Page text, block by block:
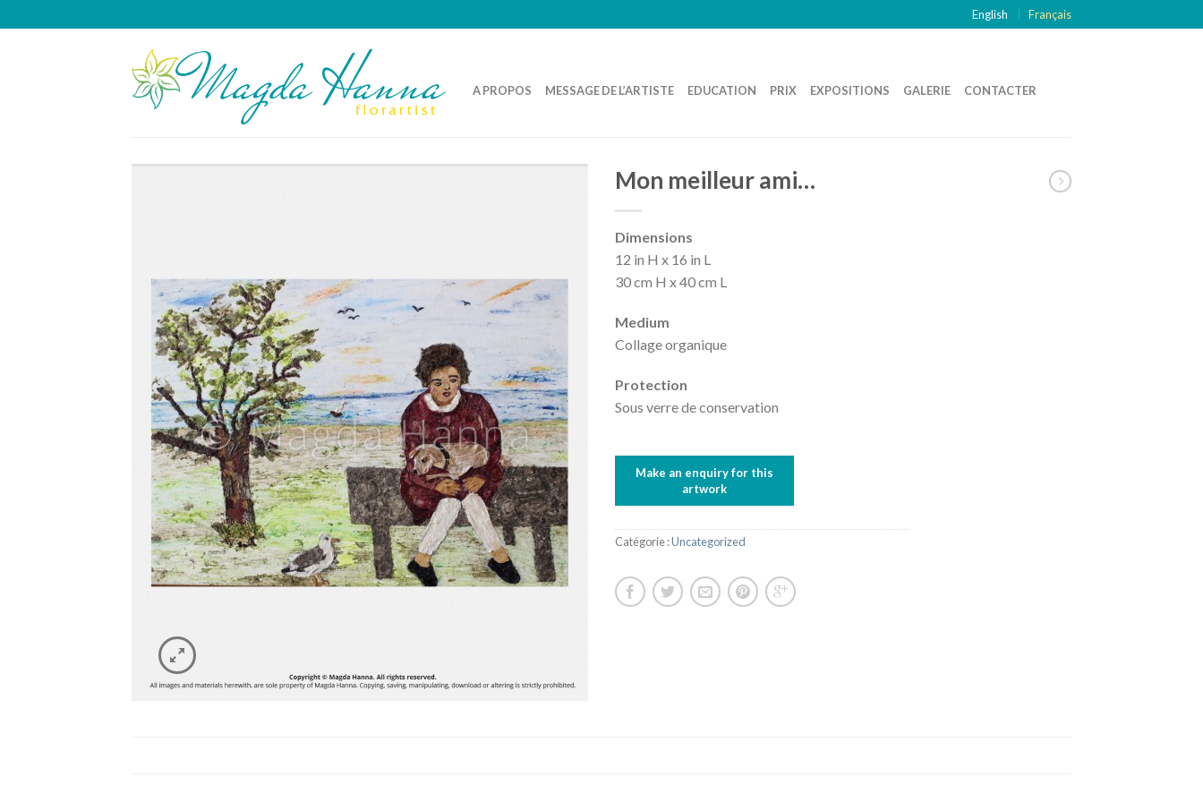
English Français
A PROPOS MESSAGE DE L’ARTISTE EDUCATION PRIX EXPOSITIONS GALERIE CONTACTER
Mon meilleur ami…
Dimensions
12 in H x 16 in L
30 cm H x 40 cm L
Medium
Collage organique
Protection
Sous verre de conservation
Catégorie :Uncategorized